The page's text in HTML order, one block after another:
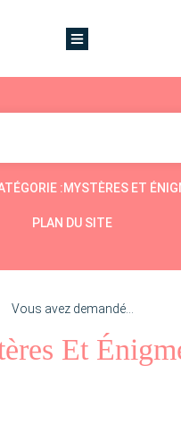
:MYSTÈRES ET
PLAN DU SITE
Vous avez demandé...
Et